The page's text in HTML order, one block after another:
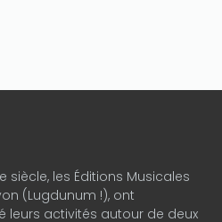
siècle, les Éditions Musicales
(Lugdunum !), ont
leurs activités autour de deux